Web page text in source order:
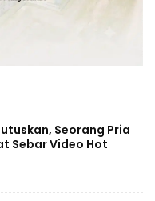
Seorang Pria
Sebar Video Hot